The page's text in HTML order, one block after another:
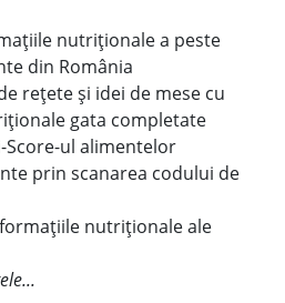
nutriționale a peste
din România
rețete și idei de mese cu
gata completate
Score-ul alimentelor
prin scanarea codului de
nutriționale ale